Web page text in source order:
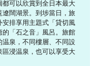
可以欣賞到全日本最大
闊湖景。到埗當日，旅
排享用主題式「貸切風
「石之音」風呂。旅館
泉，不同樓層、不同設
浸温泉，也可以享受大